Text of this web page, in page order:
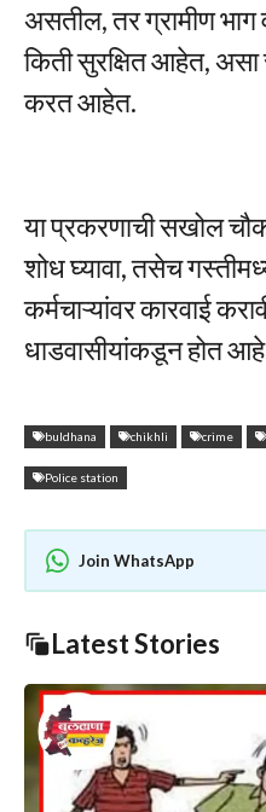
असतील, तर ग्रामीण भाग
किती सुरक्षित आहेत,
करत आहेत.
या प्रकरणाची सखोल
शोध घ्यावा, तसेच
कर्मचाऱ्यांवर कारवाई
धाडवासीयांकडून होत
buldhana chikhli crime
Police station
Join WhatsApp
Latest Stories